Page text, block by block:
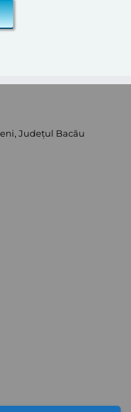
Județul Bacău